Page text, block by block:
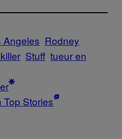
Angeles Rodney
Stuff tueur en
Top Stories